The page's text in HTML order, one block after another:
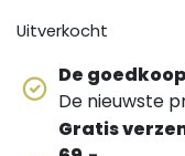
De
De nieuwste
Gratis
Uitverkocht